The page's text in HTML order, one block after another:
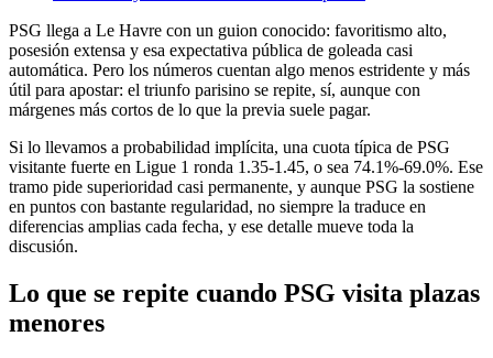
PSG llega a Le Havre con un guion conocido: favoritismo alto,
posesión extensa y esa expectativa pública de goleada casi
automática. Pero los números cuentan algo menos estridente y más
útil para apostar: el triunfo parisino se repite, sí, aunque con
márgenes más cortos de lo que la previa suele pagar.
Si lo llevamos a probabilidad implícita, una cuota típica de PSG
visitante fuerte en Ligue 1 ronda 1.35-1.45, o sea 74.1%-69.0%. Ese
tramo pide superioridad casi permanente, y aunque PSG la sostiene
en puntos con bastante regularidad, no siempre la traduce en
diferencias amplias cada fecha, y ese detalle mueve toda la
discusión.
Lo que se repite cuando PSG visita plazas
menores